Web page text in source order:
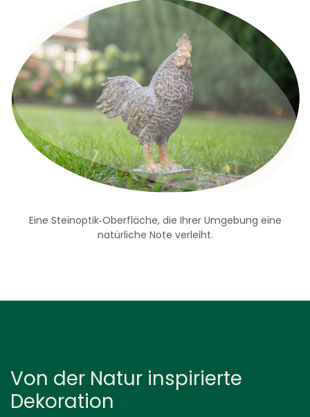
Eine Steinoptik‑Oberfläche, die Ihrer Umgebung eine
natürliche Note verleiht.
Von der Natur inspirierte
Dekoration